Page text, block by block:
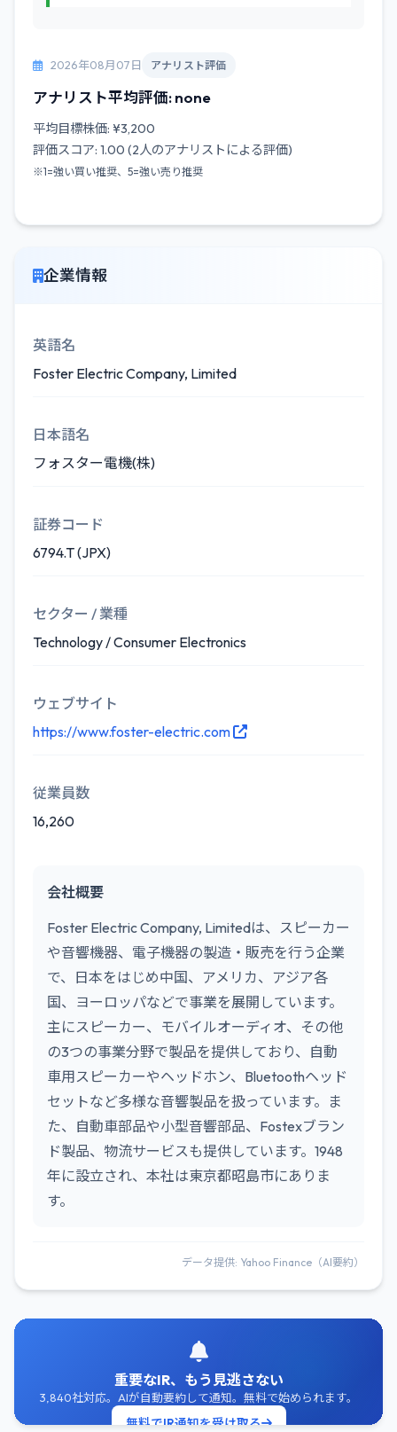
2026年08月07日 アナリスト評価
アナリスト平均評価: none
平均目標株価: ¥3,200
評価スコア: 1.00 (2人のアナリストによる評価)
※1=強い買い推奨、5=強い売り推奨
企業情報
英語名
Foster Electric Company, Limited
日本語名
フォスター電機(株)
証券コード
6794.T (JPX)
セクター / 業種
Technology / Consumer Electronics
ウェブサイト
https://www.foster-electric.com
従業員数
16,260
会社概要
Foster Electric Company, Limitedは、スピーカー
や音響機器、電子機器の製造・販売を行う企業
で、日本をはじめ中国、アメリカ、アジア各
国、ヨーロッパなどで事業を展開しています。
主にスピーカー、モバイルオーディオ、その他
の3つの事業分野で製品を提供しており、自動
車用スピーカーやヘッドホン、Bluetoothヘッド
セットなど多様な音響製品を扱っています。ま
た、自動車部品や小型音響部品、Fostexブラン
ド製品、物流サービスも提供しています。1948
年に設立され、本社は東京都昭島市にありま
す。
データ提供: Yahoo Finance（AI要約）
重要なIR、もう見逃さない
3,840社対応。AIが自動要約して通知。無料で始められます。
無料でIR通知を受け取る